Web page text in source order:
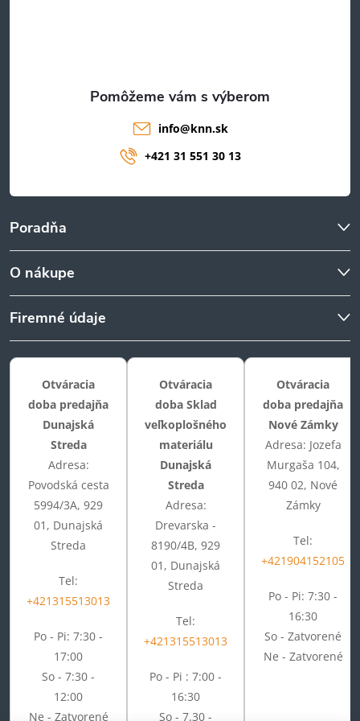
Poradňa
O nákupe
Firemné údaje
info@knn.sk
+421 31 551 30 13
Otváracia
doba predajňa
Dunajská
Streda
Adresa:
Povodská cesta
5994/3A, 929
01, Dunajská
Streda
Tel:
+421315513013
Po - Pi: 7:30 -
17:00
So - 7:30 -
12:00
Ne - Zatvorené
Otváracia
doba Sklad
veľkoplošného
materiálu
Dunajská
Streda
Adresa:
Drevarska -
8190/4B, 929
01, Dunajská
Streda
Tel:
+421315513013
Po - Pi : 7:00 -
16:30
So - 7.30 -
Otváracia
doba predajňa
Nové Zámky
Adresa: Jozefa
Murgaša 104,
940 02, Nové
Zámky
Tel:
+421904152105
Po - Pi: 7:30 -
16:30
So - Zatvorené
Ne - Zatvorené